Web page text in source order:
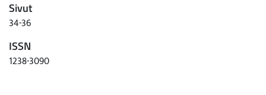
Sivut
34-36
ISSN
1238-3090